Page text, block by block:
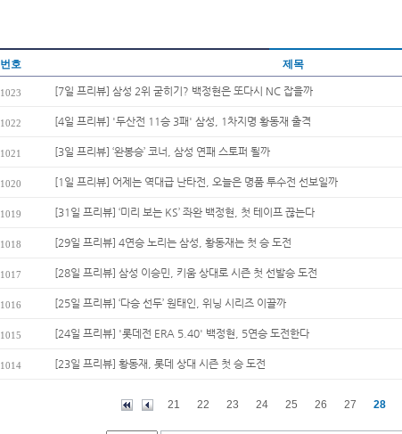
번호 제목
1023 [7일 프리뷰] 삼성 2위 굳히기? 백정현은 또다시 NC 잡을까
1022 [4일 프리뷰] '두산전 11승 3패' 삼성, 1차지명 황동재 출격
1021 [3일 프리뷰] ‘완봉승’ 코너, 삼성 연패 스토퍼 될까
1020 [1일 프리뷰] 어제는 역대급 난타전, 오늘은 명품 투수전 선보일까
1019 [31일 프리뷰] ‘미리 보는 KS’ 좌완 백정현, 첫 테이프 끊는다
1018 [29일 프리뷰] 4연승 노리는 삼성, 황동재는 첫 승 도전
1017 [28일 프리뷰] 삼성 이승민, 키움 상대로 시즌 첫 선발승 도전
1016 [25일 프리뷰] ‘다승 선두’ 원태인, 위닝 시리즈 이끌까
1015 [24일 프리뷰] '롯데전 ERA 5.40' 백정현, 5연승 도전한다
1014 [23일 프리뷰] 황동재, 롯데 상대 시즌 첫 승 도전
21 22 23 24 25 26 27 28